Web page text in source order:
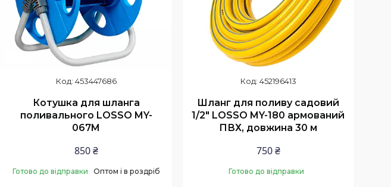
453447686
Котушка для шланга
поливального LOSSO MY-
067M
850 ₴
Готово до відправки Оптом і в роздріб
452196413
Шланг для поливу садовий
1/2" LOSSO MY-180 армований
ПВХ, довжина 30 м
750 ₴
Готово до відправки